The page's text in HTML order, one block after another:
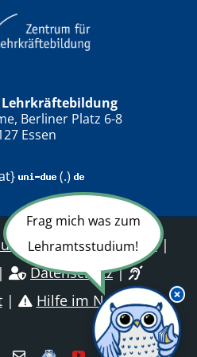
Berliner Platz 6-8
Essen
(.)
Essen| Sitemap|
| Datenschutz|
| Hilfe im Notfall
Frag mich was zum
Lehramtsstudium!